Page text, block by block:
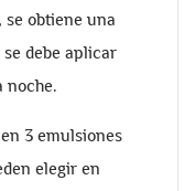
se obtiene una
debe aplicar
noche.
3 emulsiones
elegir en